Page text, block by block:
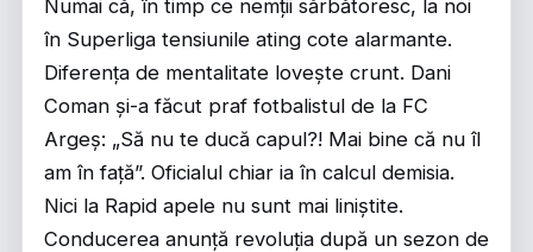
Numai că, în timp ce nemții sărbătoresc, la noi
în Superliga tensiunile ating cote alarmante.
Diferența de mentalitate lovește crunt. Dani
Coman și-a făcut praf fotbalistul de la FC
Argeș: „Să nu te ducă capul?! Mai bine că nu îl
am în față”. Oficialul chiar ia în calcul demisia.
Nici la Rapid apele nu sunt mai liniștite.
Conducerea anunță revoluția după un sezon de